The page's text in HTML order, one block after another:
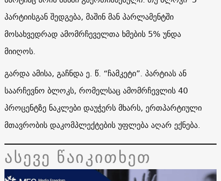
პარტიისგან შედგება, მაშინ მან პარლამენტში
მოსახვედრად ამომრჩეველთა ხმების 5% უნდა
მიიღოს.
გარდა ამისა, გაჩნდა ე. წ. “ჩამკეტი”. პარტიას ან
საარჩევნო ბლოკს, რომელსაც ამომრჩევლის 40
პროცენტზე ნაკლები დაუჭერს მხარს, ერთპარტიული
მთავრობის დაკომპლექტების უფლება აღარ ექნება.
ასევე წაიკითხეთ